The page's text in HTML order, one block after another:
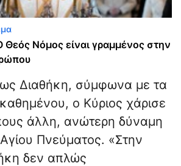
Νόμος είναι γραμμένος στην
Διαθήκη, σύμφωνα με τα
ο Κύριος χάρισε
άλλη, ανώτερη δύναμη
Πνεύματος. «Στην
δεν απλώς